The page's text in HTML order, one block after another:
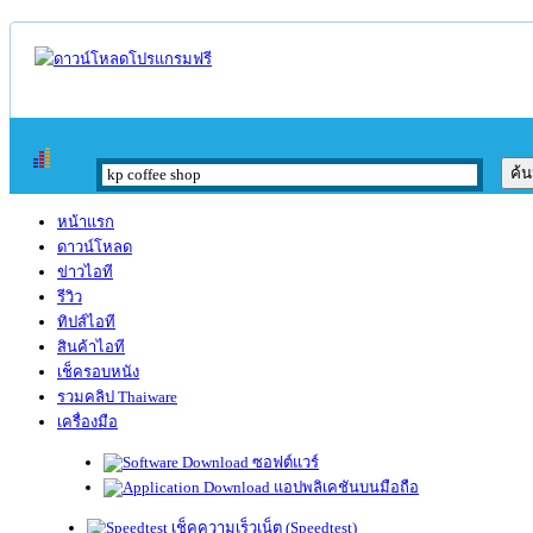
หน้าแรก
ดาวน์โหลด
ข่าวไอที
รีวิว
ทิปส์ไอที
สินค้าไอที
เช็ครอบหนัง
รวมคลิป Thaiware
เครื่องมือ
ซอฟต์แวร์
แอปพลิเคชันบนมือถือ
เช็คความเร็วเน็ต (Speedtest)